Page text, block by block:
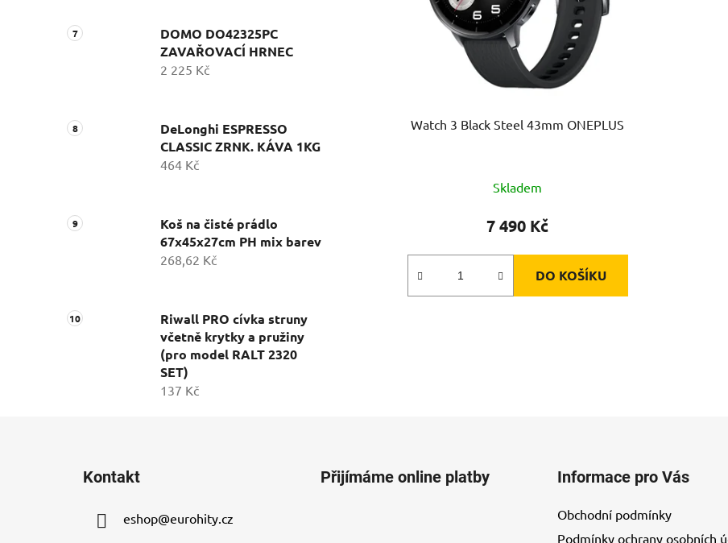
DOMO DO42325PC
ZAVAŘOVACÍ HRNEC
2 225 Kč
DeLonghi ESPRESSO
CLASSIC ZRNK. KÁVA 1KG
464 Kč
Koš na čisté prádlo
67x45x27cm PH mix barev
268,62 Kč
Riwall PRO cívka struny
včetně krytky a pružiny
(pro model RALT 2320
SET)
137 Kč
Watch 3 Black Steel 43mm ONEPLUS
Skladem
7 490 Kč
DO KOŠÍKU
Kontakt
eshop@eurohity.cz
Přijímáme online platby Informace pro Vás
Obchodní podmínky
Podmínky ochrany osobních